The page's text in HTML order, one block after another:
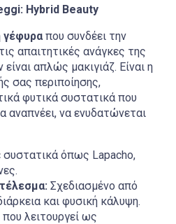
Hybrid Beauty
γέφυρα που συνδέει την
απαιτητικές ανάγκες της
απλώς μακιγιάζ. Είναι η
σας περιποίησης,
φυτικά συστατικά που
αναπνέει, να ενυδατώνεται
συστατικά όπως Lapacho,
Σχεδιασμένο από
και φυσική κάλυψη.
που λειτουργεί ως